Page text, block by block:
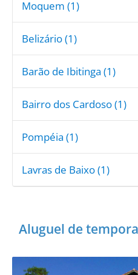
Moquem (1)
Belizário (1)
Barão de Ibitinga (1)
Bairro dos Cardoso (1)
Pompéia (1)
Lavras de Baixo (1)
Aluguel de